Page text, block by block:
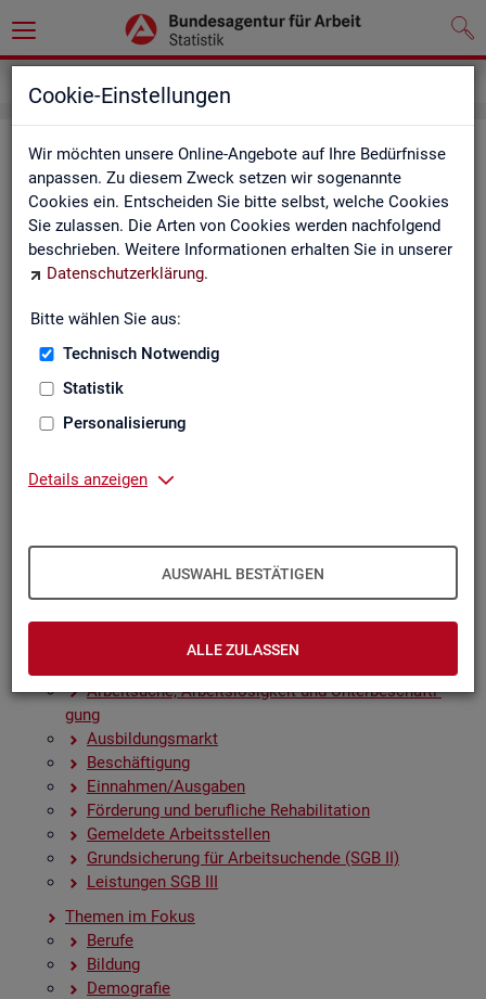
Cookie-Einstellungen
Wir möchten unsere Online-Angebote auf Ihre Bedürfnisse
anpassen. Zu diesem Zweck setzen wir sogenannte
Cookies ein. Entscheiden Sie bitte selbst, welche Cookies
Sie zulassen. Die Arten von Cookies werden nachfolgend
beschrieben. Weitere Informationen erhalten Sie in unserer
Datenschutzerklärung.
Bitte wählen Sie aus:
Technisch Notwendig
Statistik
Personalisierung
Details anzeigen
AUSWAHL BESTÄTIGEN
ALLE ZULASSEN
In­halts­ver­zeich­nis
Sta­tis­ti­ken
Rund­schau Ar­beits­markt
Mo­nats­be­richt
Eck­wer­te des Ar­beits­mark­tes und der Grund­si­che­
rung
Eck­wer­te Ar­beits­markt
Ar­beits­markt in Deutsch­land
Zah­len, Daten, Fak­ten - Struk­tur­da­ten und -in­di­ka­to­
Früh­in­di­ka­to­ren für den Ar­beits­markt
Sai­son­be­rei­nig­te Zeit­rei­hen
Ar­beit­su­che, Ar­beits­lo­sig­keit und Un­ter­be­schäf­ti­
gung
Aus­bil­dungs­markt
Be­schäf­ti­gung
Ein­nah­men/Aus­ga­ben
För­de­rung und be­ruf­li­che Re­ha­bi­li­ta­ti­on
Ge­mel­de­te Ar­beits­stel­len
Grund­si­che­rung für Ar­beit­su­chen­de (SGB II)
Leis­tun­gen SGB III
The­men im Fokus
Be­ru­fe
Bil­dung
De­mo­gra­fie